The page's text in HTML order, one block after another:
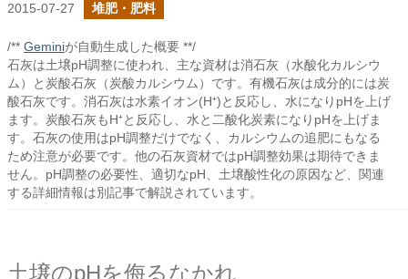
2015-07-27 堆肥・肥料
/** Geminiが自動生成した概要 **/
石灰は土壌pH調整に使われ、主な資材は消石灰（水酸化カルシウ
ム）と炭酸石灰（炭酸カルシウム）です。有機石灰は成分的には炭
酸石灰です。消石灰は水素イオン(H⁺)と反応し、水になりpHを上げ
ます。炭酸石灰もH⁺と反応し、水と二酸化炭素になりpHを上げま
す。石灰の使用はpH調整だけでなく、カルシウムの追肥にもなる
ため注意が必要です。他の石灰資材ではpH調整効果は期待できま
せん。pH調整の必要性、適切なpH、土壌酸性化の原因など、関連
する詳細情報は別記事で解説されています。
土壌のpHを侮るなかれ